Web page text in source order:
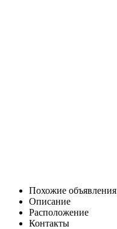
Похожие объявления
Описание
Расположение
Контакты